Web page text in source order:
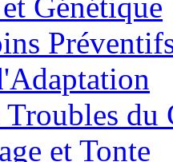
Troubles du
et Tonte